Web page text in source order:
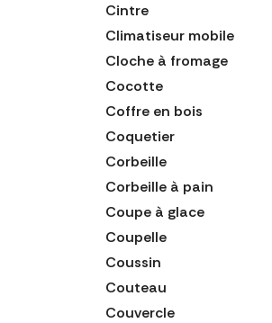
Cintre
Climatiseur mobile
Cloche à fromage
Cocotte
Coffre en bois
Coquetier
Corbeille
Corbeille à pain
Coupe à glace
Coupelle
Coussin
Couteau
Couvercle